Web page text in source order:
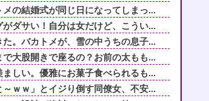
の結婚式が同じ日になってしまっ...
ダサい！自分は女だけど、こうい...
。バカトメが、雪の中うちの息子...
大股開きで座るの？お前の太もも...
しい。優雅にお菓子食べられるも...
ｗｗ」とイジり倒す同僚女、不安...